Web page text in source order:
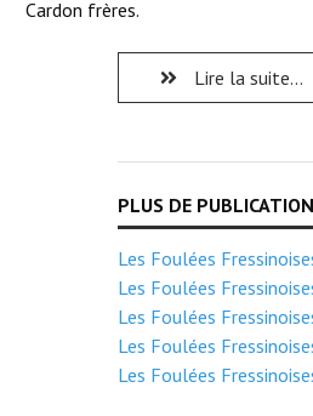
Cardon frères.
Lire la suite...
Les Foulées
Les Foulées
Les Foulées
Les Foulées
Les Foulées